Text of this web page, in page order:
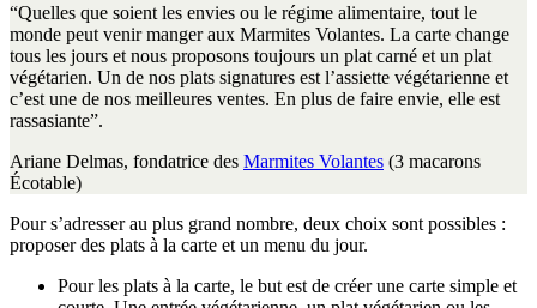
“Quelles que soient les envies ou le régime alimentaire, tout le
monde peut venir manger aux Marmites Volantes. La carte change
tous les jours et nous proposons toujours un plat carné et un plat
végétarien. Un de nos plats signatures est l’assiette végétarienne et
c’est une de nos meilleures ventes. En plus de faire envie, elle est
rassasiante”.
Ariane Delmas, fondatrice des Marmites Volantes (3 macarons
Écotable)
Pour s’adresser au plus grand nombre, deux choix sont possibles :
proposer des plats à la carte et un menu du jour.
Pour les plats à la carte, le but est de créer une carte simple et